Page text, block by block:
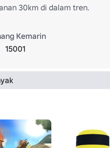
30km di dalam tren.
Kemarin
15001